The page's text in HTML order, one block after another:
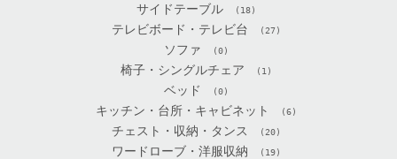
サイドテーブル (18)
テレビボード・テレビ台 (27)
ソファ (0)
椅子・シングルチェア (1)
ベッド (0)
キッチン・台所・キャビネット (6)
チェスト・収納・タンス (20)
ワードローブ・洋服収納 (19)